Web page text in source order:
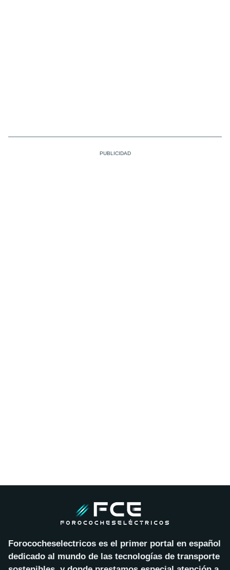
Forococheselectricos es el primer portal en español
dedicado al mundo de las tecnologías de transporte